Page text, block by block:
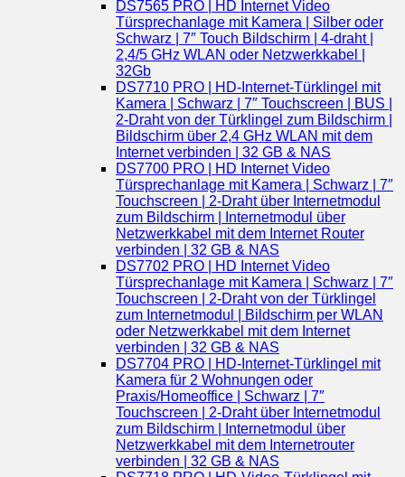
DS7565 PRO | HD Internet Video
Türsprechanlage mit Kamera | Silber oder
Schwarz | 7″ Touch Bildschirm | 4-draht |
2,4/5 GHz WLAN oder Netzwerkkabel |
32Gb
DS7710 PRO | HD-Internet-Türklingel mit
Kamera | Schwarz | 7″ Touchscreen | BUS |
2-Draht von der Türklingel zum Bildschirm |
Bildschirm über 2,4 GHz WLAN mit dem
Internet verbinden | 32 GB & NAS
DS7700 PRO | HD Internet Video
Türsprechanlage mit Kamera | Schwarz | 7″
Touchscreen | 2-Draht über Internetmodul
zum Bildschirm | Internetmodul über
Netzwerkkabel mit dem Internet Router
verbinden | 32 GB & NAS
DS7702 PRO | HD Internet Video
Türsprechanlage mit Kamera | Schwarz | 7″
Touchscreen | 2-Draht von der Türklingel
zum Internetmodul | Bildschirm per WLAN
oder Netzwerkkabel mit dem Internet
verbinden | 32 GB & NAS
DS7704 PRO | HD-Internet-Türklingel mit
Kamera für 2 Wohnungen oder
Praxis/Homeoffice | Schwarz | 7″
Touchscreen | 2-Draht über Internetmodul
zum Bildschirm | Internetmodul über
Netzwerkkabel mit dem Internetrouter
verbinden | 32 GB & NAS